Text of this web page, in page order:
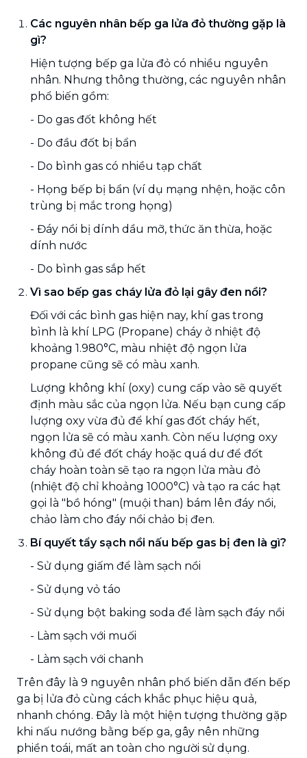
Các nguyên nhân bếp ga lửa đỏ thường gặp là
gì?
Hiện tượng bếp ga lửa đỏ có nhiều nguyên
nhân. Nhưng thông thường, các nguyên nhân
phổ biến gồm:
- Do gas đốt không hết
- Do đầu đốt bị bẩn
- Do bình gas có nhiều tạp chất
- Họng bếp bị bẩn (ví dụ mạng nhện, hoặc côn
trùng bị mắc trong họng)
- Đáy nồi bị dính dầu mỡ, thức ăn thừa, hoặc
dính nước
- Do bình gas sắp hết
Vì sao bếp gas cháy lửa đỏ lại gây đen nồi?
Đối với các bình gas hiện nay, khí gas trong
bình là khí LPG (Propane) cháy ở nhiệt độ
khoảng 1.980°C, màu nhiệt độ ngọn lửa
propane cũng sẽ có màu xanh.
Lượng không khí (oxy) cung cấp vào sẽ quyết
định màu sắc của ngọn lửa. Nếu bạn cung cấp
lượng oxy vừa đủ để khí gas đốt cháy hết,
ngọn lửa sẽ có màu xanh. Còn nếu lượng oxy
không đủ để đốt cháy hoặc quá dư để đốt
cháy hoàn toàn sẽ tạo ra ngọn lửa màu đỏ
(nhiệt độ chỉ khoảng 1000°C) và tạo ra các hạt
gọi là "bồ hóng" (muội than) bám lên đáy nồi,
chảo làm cho đáy nồi chảo bị đen.
Bí quyết tẩy sạch nồi nấu bếp gas bị đen là gì?
- Sử dụng giấm để làm sạch nồi
- Sử dụng vỏ táo
- Sử dụng bột baking soda để làm sạch đáy nồi
- Làm sạch với muối
- Làm sạch với chanh
Trên đây là 9 nguyên nhân phổ biến dẫn đến bếp
ga bị lửa đỏ cùng cách khắc phục hiệu quả,
nhanh chóng. Đây là một hiện tượng thường gặp
khi nấu nướng bằng bếp ga, gây nên những
phiền toái, mất an toàn cho người sử dụng.